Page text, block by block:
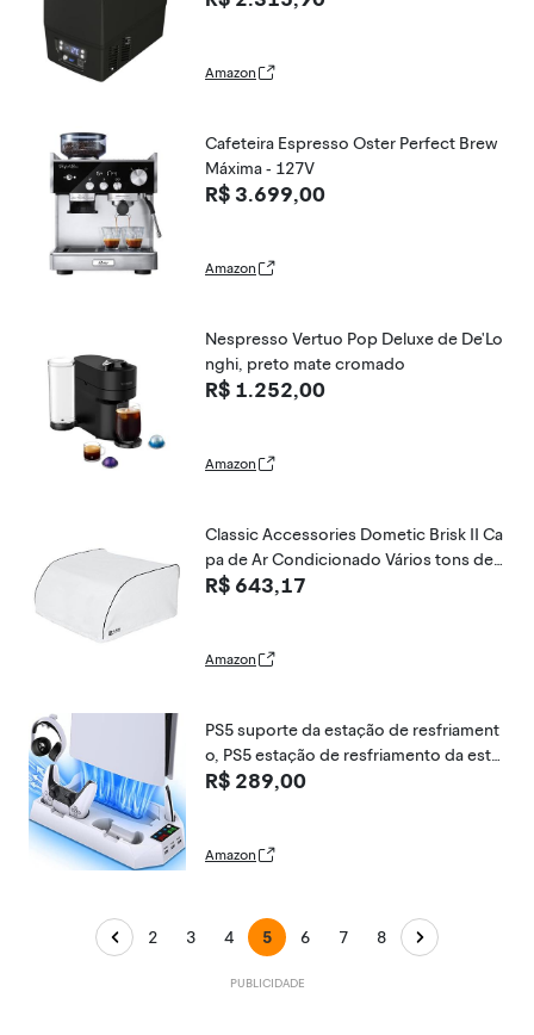
Amazon
Cafeteira Espresso Oster Perfect Brew
Máxima - 127V
R$ 3.699,00
Amazon
Nespresso Vertuo Pop Deluxe de De'Lo
nghi, preto mate cromado
R$ 1.252,00
Amazon
Classic Accessories Dometic Brisk II Ca
pa de Ar Condicionado Vários tons de
Branco
R$ 643,17
Amazon
PS5 suporte da estação de resfriament
o, PS5 estação de resfriamento da esta
ção de carregamento do controlador d
SB
R$ 289,00
Amazon
2 3 4 5 6 7 8